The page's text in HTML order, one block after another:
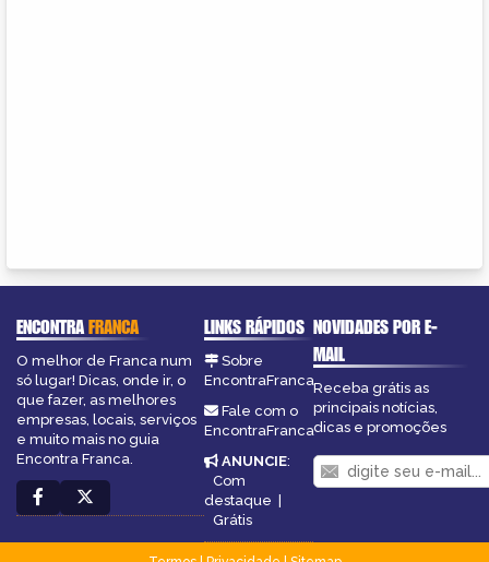
ENCONTRAFRANCA
O melhor de Franca num
só lugar! Dicas, onde ir, o
que fazer, as melhores
empresas, locais, serviços
e muito mais no guia
Encontra Franca.
LINKS RÁPIDOS
Sobre
EncontraFranca
Fale com o
EncontraFranca
ANUNCIE:
Com
destaque |
Grátis
NOVIDADES POR E-
MAIL
Receba grátis as
principais notícias,
dicas e promoções